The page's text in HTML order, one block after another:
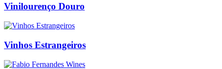
Vinilourenço Douro
Vinhos Estrangeiros